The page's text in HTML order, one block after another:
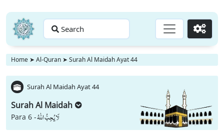
Search Go
Home ➤ Al-Quran ➤ Surah Al Maidah Ayat 44
Surah Al Maidah Ayat 44
Surah Al Maidah
Para 6 -لَا یُحِبُّ اللّٰهُ